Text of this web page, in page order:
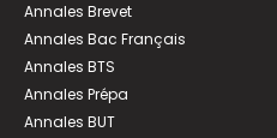
Annales Brevet
Annales Bac Français
Annales BTS
Annales Prépa
Annales BUT